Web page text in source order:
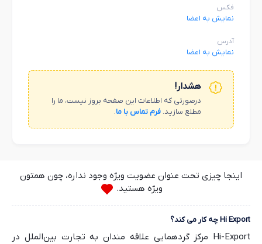
فکس
نمایش به اعضا
آدرس
نمایش به اعضا
هشدار!
درصورتی که اطلاعات این صفحه بروز نیست، ما را
مطلع سازید. فرم تماس با ما.
اینجا چیزی تحت عنوان عضویت ویژه وجود نداره، چون همتون
ویژه هستید.
Hi Export چه کار می کند؟
Hi-Export مرکز گردهمایی علاقه مندان به تجارت بین‌الملل در